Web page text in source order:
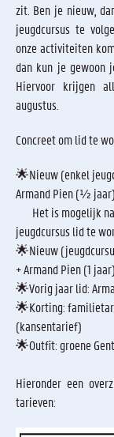
zit. Ben je nieuw,
jeugdcursus te
onze activiteiten
dan kun je gewoon
Hiervoor krijgen
augustus.
Concreet om lid te
🌟Nieuw (enkel
Armand Pien (½ jaar)
Het is mogelijk na
jeugdcursus lid te
🌟Nieuw
+ Armand Pien (1
🌟Vorig jaar lid:
🌟Korting:
(kansentarief)
🌟Outfit: groene
Hieronder een
tarieven: